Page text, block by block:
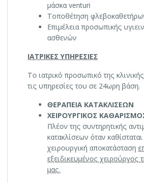
μάσκα venturi
Τοποθέτηση
Επιμέλεια προσωπικής
ασθενών
ΙΑΤΡΙΚΕΣ ΥΠΗΡΕΣΙΕΣ
Το ιατρικό προσωπικό της
τις υπηρεσίες του σε 24ωρη βάση.
ΘΕΡΑΠΕΙΑ ΚΑΤΑΚΛΙΣΕΩΝ
ΧΕΙΡΟΥΡΓΙΚΟΣ
Πλέον της συντηρητικής
κατακλίσεων όταν
χειρουργική αποκατάσταση
εξειδικευμένος χειρούργος
μας.